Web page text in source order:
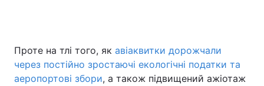
Проте на тлі того, як авіаквитки дорожчали
через постійно зростаючі екологічні податки та
аеропортові збори, а також підвищений ажіотаж